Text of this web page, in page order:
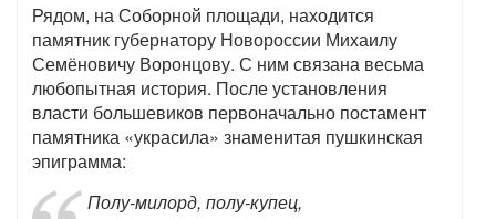
Рядом, на Соборной площади, находится
памятник губернатору Новороссии Михаилу
Семёновичу Воронцову. С ним связана весьма
любопытная история. После установления
власти большевиков первоначально постамент
памятника «украсила» знаменитая пушкинская
эпиграмма:
Полу-милорд, полу-купец,